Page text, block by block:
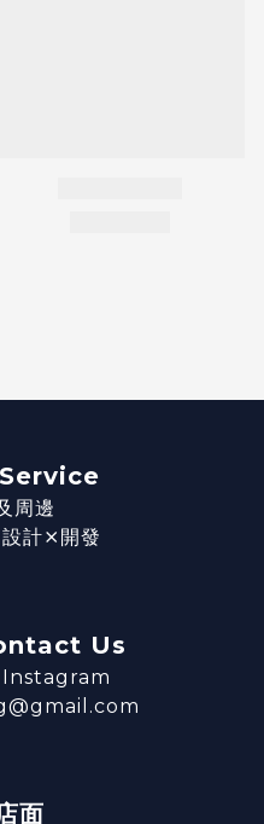
Service
周邊
計⨯開發
Us
Instagram
面